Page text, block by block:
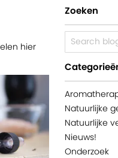
hier
Zoeken
Natuurlijke
Natuurlijke
Nieuws!
Onderzoek